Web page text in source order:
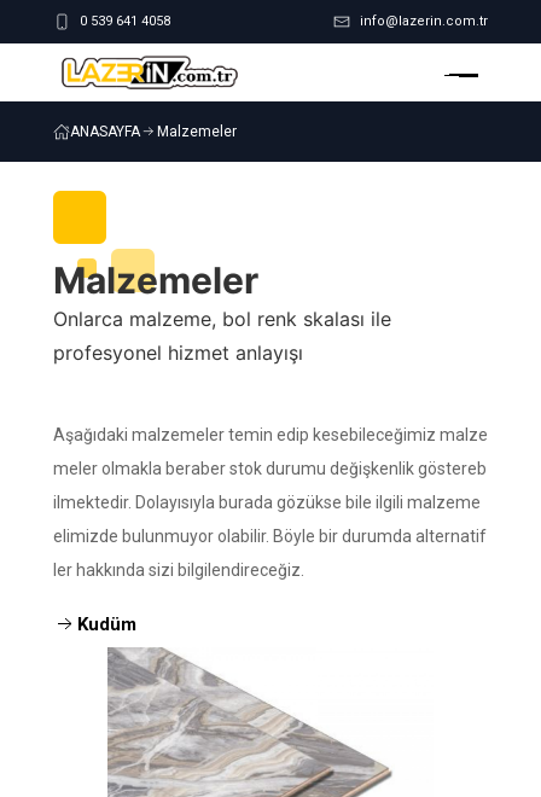
0 539 641 4058 info@lazerin.com.tr
ANASAYFA Malzemeler
Malzemeler
Onlarca malzeme, bol renk skalası ile
profesyonel hizmet anlayışı
Aşağıdaki malzemeler temin edip kesebileceğimiz malze
meler olmakla beraber stok durumu değişkenlik göstereb
ilmektedir. Dolayısıyla burada gözükse bile ilgili malzeme
elimizde bulunmuyor olabilir. Böyle bir durumda alternatif
ler hakkında sizi bilgilendireceğiz.
Kudüm